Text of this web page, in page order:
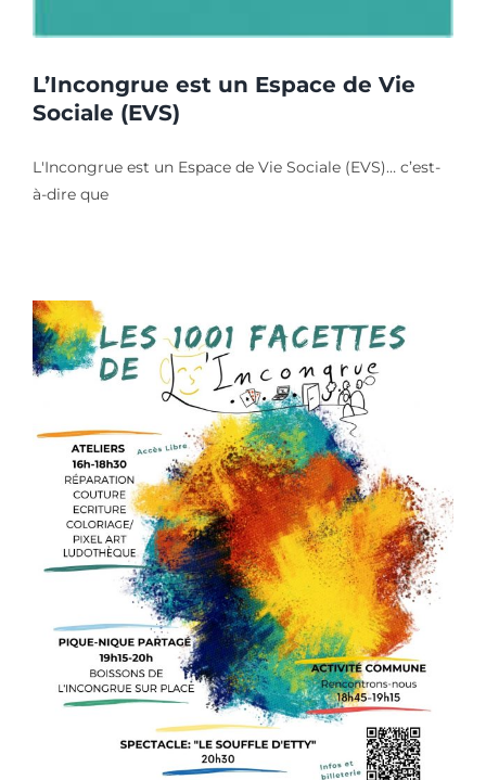
L’Incongrue est un Espace de Vie
Sociale (EVS)
L'Incongrue est un Espace de Vie Sociale (EVS)… c’est-
à-dire que